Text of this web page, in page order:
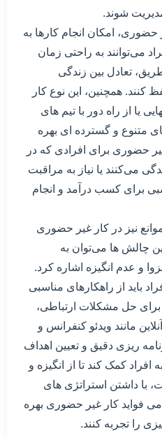
شوند.
حضوری، امکان انجام کارها به
می‌توانند به راحتی زمان
تعادل بین زندگی
همچنین، این نوع کار
یا از راه دور با تیم های
متنوع و گسترده ای بهره
حضوری برای افرادی که در
می‌کنند یا نیاز به مراقبت
برای کسب درآمد و انجام
نیز در کار غیر حضوری
چالش ها می‌توان به
و عدم انگیزه اشاره کرد.
باید از راهکارهای مناسبی
برای حل مشکلات ارتباطی،
مانند ویدئو کنفرانس و
ریزی دقیق و تعیین اهداف
افراد کمک کند تا از انگیزه و
با داشتن استراتژی های
فواید کار غیر حضوری بهره
را تجربه کنند.